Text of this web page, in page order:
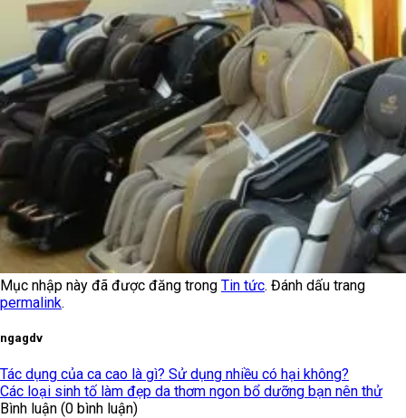
Mục nhập này đã được đăng trong Tin tức. Đánh dấu trang
permalink.
ngagdv
Tác dụng của ca cao là gì? Sử dụng nhiều có hại không?
Các loại sinh tố làm đẹp da thơm ngon bổ dưỡng bạn nên thử
Bình luận (0 bình luận)